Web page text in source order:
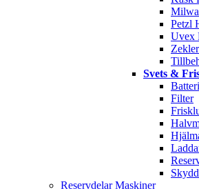
Petzl
Uvex
Svets &
Filter
Reservdelar Maskiner